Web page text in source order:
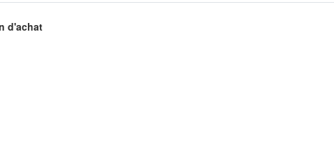
d'achat